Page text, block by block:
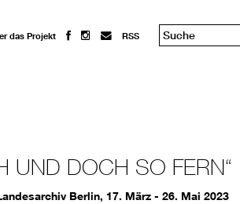
das Projekt RSS
UND DOCH SO FERN“
Berlin, 17. März - 26. Mai 2023